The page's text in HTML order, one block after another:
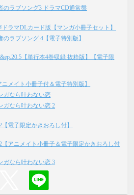
のラブソング3 ドラマCD通常盤
ラマDLカード版【マンガ小冊子セット】
のラブソング 4【電子特別版】
【単行本4巻収録 抜粋版】【電子限
メイト小冊子付＆電子特別版】
ガなら叶わない恋
ガなら叶わない恋 2
電子限定かきおろし付】
アニメイト小冊子＆電子限定かきおろし付
ガなら叶わない恋 3